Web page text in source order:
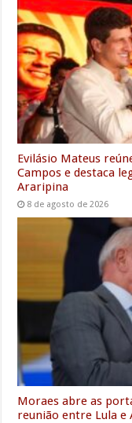
Evilásio Mateus
Campos e destaca
Araripina
8 de agosto de 2026
Moraes abre as
reunião entre Lula e